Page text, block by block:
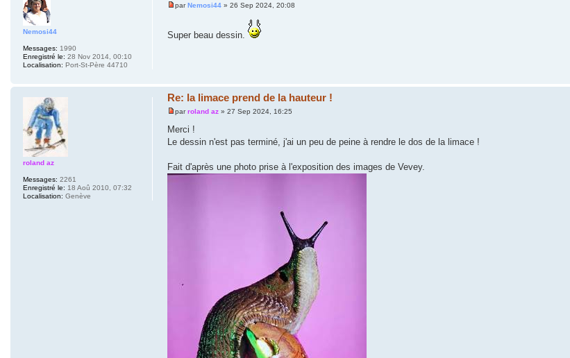
parNemosi44» 26 Sep 2024, 20:08
Super beau dessin.
Nemosi44
Messages: 1990
Enregistré le: 28 Nov 2014, 00:10
Localisation: Port-St-Père 44710
Re: la limace prend de la hauteur !
parroland az» 27 Sep 2024, 16:25
Merci !
Le dessin n'est pas terminé, j'ai un peu de peine à rendre le dos de la limace !
Fait d'après une photo prise à l'exposition des images de Vevey.
roland az
Messages: 2261
Enregistré le: 18 Aoû 2010, 07:32
Localisation: Genève